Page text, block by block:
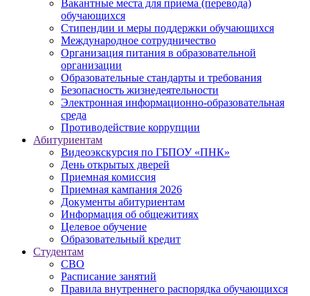
Вакантные места для приема (перевода)
обучающихся
Стипендии и меры поддержки обучающихся
Международное сотрудничество
Организация питания в образовательной
организации
Образовательные стандарты и требования
Безопасность жизнедеятельности
Электронная информационно-образовательная
среда
Противодействие коррупции
Абитуриентам
Видеоэкскурсия по ГБПОУ «ПНК»
День открытых дверей
Приемная комиссия
Приемная кампания 2026
Дoкументы абитуриентам
Информация об общежитиях
Целевое обучение
Образовательный кредит
Студентам
СВО
Расписание занятий
Правила внутреннего распорядка обучающихся